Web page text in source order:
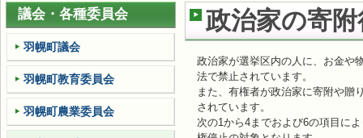
ば
す
政治家の寄
政治家が選挙区内の人に、お金や
法で禁止されています。
また、有権者が政治家に寄附や贈
されています。
次の1から4までおよび6の項目に
議会・各種委員会
羽幌町議会
羽幌町教育委員会
羽幌町農業委員会